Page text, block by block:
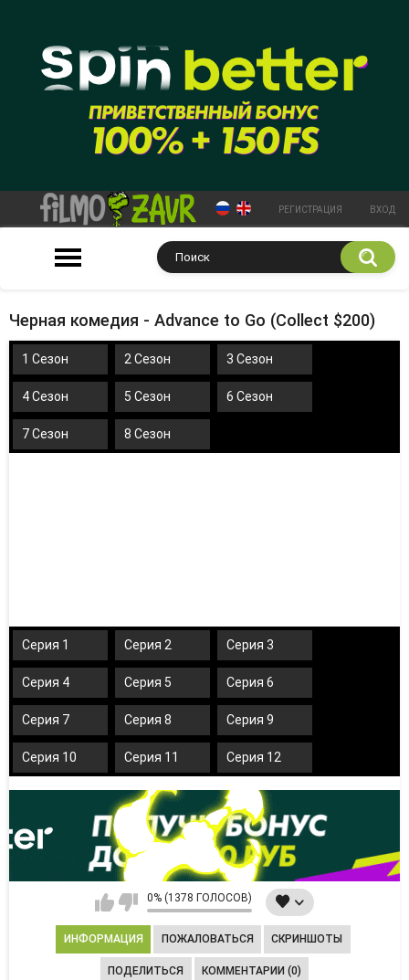
РЕГИСТРАЦИЯ ВХОД
Черная комедия - Advance to Go (Collect $200)
1 Сезон 2 Сезон 3 Сезон
4 Сезон 5 Сезон 6 Сезон
7 Сезон 8 Сезон
Серия 1 Серия 2 Серия 3
Серия 4 Серия 5 Серия 6
Серия 7 Серия 8 Серия 9
Серия 10 Серия 11 Серия 12
0% (1378 ГОЛОСОВ)
ИНФОРМАЦИЯ ПОЖАЛОВАТЬСЯ СКРИНШОТЫ
ПОДЕЛИТЬСЯ КОММЕНТАРИИ (0)